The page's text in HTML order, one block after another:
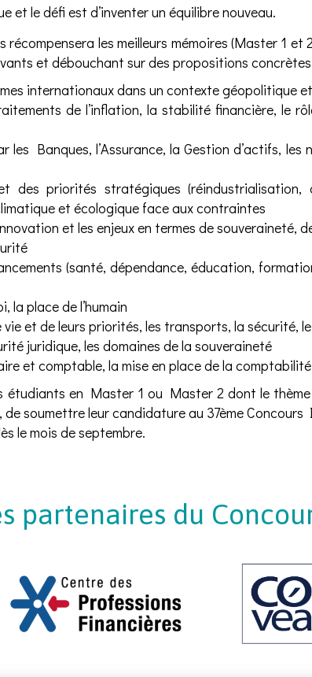
le défi est d’inventer un équilibre nouveau.
récompensera les meilleurs mémoires (Master 1
et débouchant sur des propositions
internationaux dans un contexte géopolitique
de l’inflation, la stabilité financière, le
les Banques, l’Assurance, la Gestion d’actifs,
des priorités stratégiques (réindustrialisation,
et écologique face aux contraintes
et les enjeux en termes de
(santé, dépendance, éducation,
la place de l’humain
et de leurs priorités, les transports, la sécurité,
juridique, les domaines de la souveraineté
et comptable, la mise en place de la comptabilité
en Master 1 ou Master 2 dont le thème
de soumettre leur candidature au 37ème
le mois de septembre.
partenaires du